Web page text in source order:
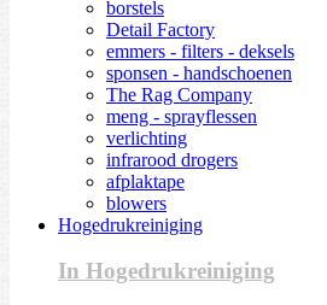
borstels
Detail Factory
emmers - filters - deksels
sponsen - handschoenen
The Rag Company
meng - sprayflessen
verlichting
infrarood drogers
afplaktape
blowers
Hogedrukreiniging
In Hogedrukreiniging